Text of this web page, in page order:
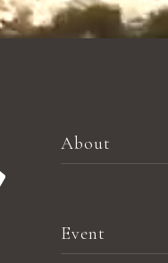
About
Event